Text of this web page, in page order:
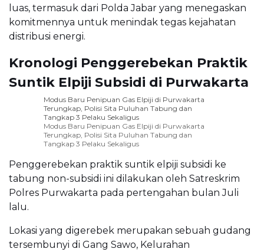
luas, termasuk dari Polda Jabar yang menegaskan
komitmennya untuk menindak tegas kejahatan
distribusi energi.
Kronologi Penggerebekan Praktik
Suntik Elpiji Subsidi di Purwakarta
Modus Baru Penipuan Gas Elpiji di Purwakarta
Terungkap, Polisi Sita Puluhan Tabung dan
Tangkap 3 Pelaku Sekaligus
Modus Baru Penipuan Gas Elpiji di Purwakarta
Terungkap, Polisi Sita Puluhan Tabung dan
Tangkap 3 Pelaku Sekaligus
Penggerebekan praktik suntik elpiji subsidi ke
tabung non-subsidi ini dilakukan oleh Satreskrim
Polres Purwakarta pada pertengahan bulan Juli
lalu.
Lokasi yang digerebek merupakan sebuah gudang
tersembunyi di Gang Sawo, Kelurahan